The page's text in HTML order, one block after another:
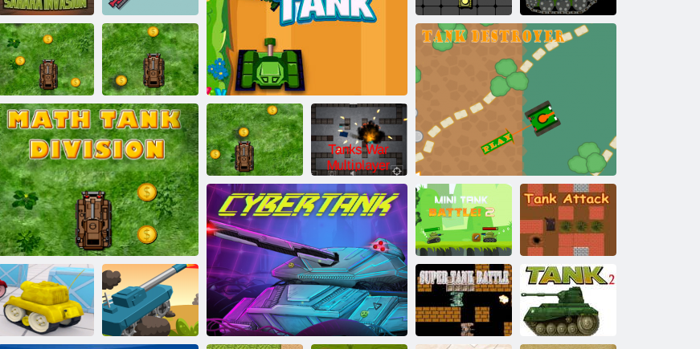
Neon Battle Tank
Sahara Invasion Tank Pixel
Algebra del
carro armato di
matematica
Distruttori di carro armato
Confronto del
serbatoio
matematico
Moltiplicazione
del serbatoio
matematico
Multiplayer
Mini Tank Battle
Attacco del
serbatoio